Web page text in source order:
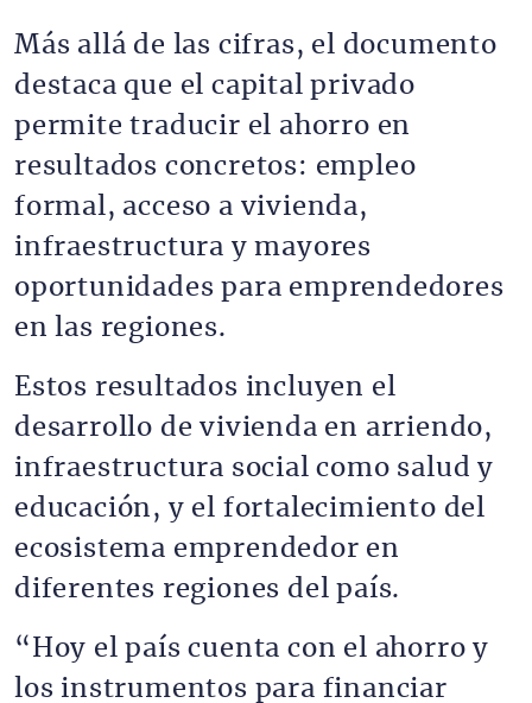
Más allá de las cifras, el documento
destaca que el capital privado
permite traducir el ahorro en
resultados concretos: empleo
formal, acceso a vivienda,
infraestructura y mayores
oportunidades para emprendedores
en las regiones.
Estos resultados incluyen el
desarrollo de vivienda en arriendo,
infraestructura social como salud y
educación, y el fortalecimiento del
ecosistema emprendedor en
diferentes regiones del país.
“Hoy el país cuenta con el ahorro y
los instrumentos para financiar